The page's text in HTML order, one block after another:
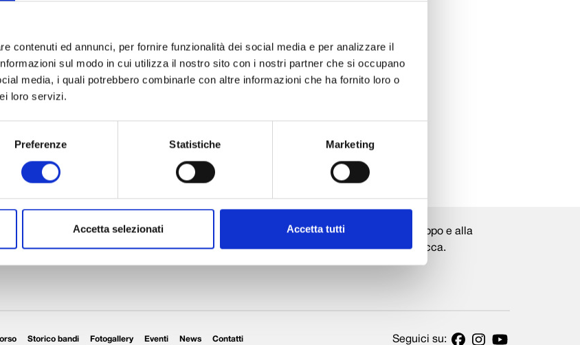
contenuti ed annunci, per fornire funzionalità dei social media e per analizzare il
sul modo in cui utilizza il nostro sito con i nostri partner che si occupano
media, i quali potrebbero combinarle con altre informazioni che ha fornito loro o
loro servizi.
Preferenze Statistiche Marketing
Accetta selezionati Accetta tutti
Realizza, sostiene e dà vita a progetti strategici volti allo sviluppo e alla
crescita sociale, culturale ed economica della provincia di Lucca.
Storico bandi Fotogallery Eventi News Contatti Seguici su: